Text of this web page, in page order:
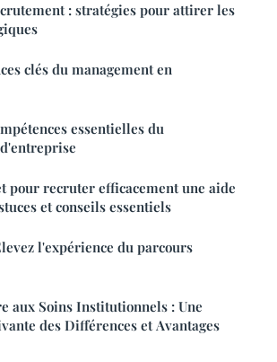
: stratégies pour attirer les
clés du management en
essentielles du
pour recruter efficacement une aide
et conseils essentiels
l'expérience du parcours
aux Soins Institutionnels : Une
des Différences et Avantages